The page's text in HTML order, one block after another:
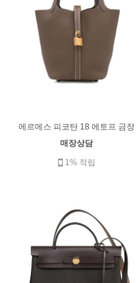
에르메스 피코탄 18 에토프 금장
매장상담
1% 적립